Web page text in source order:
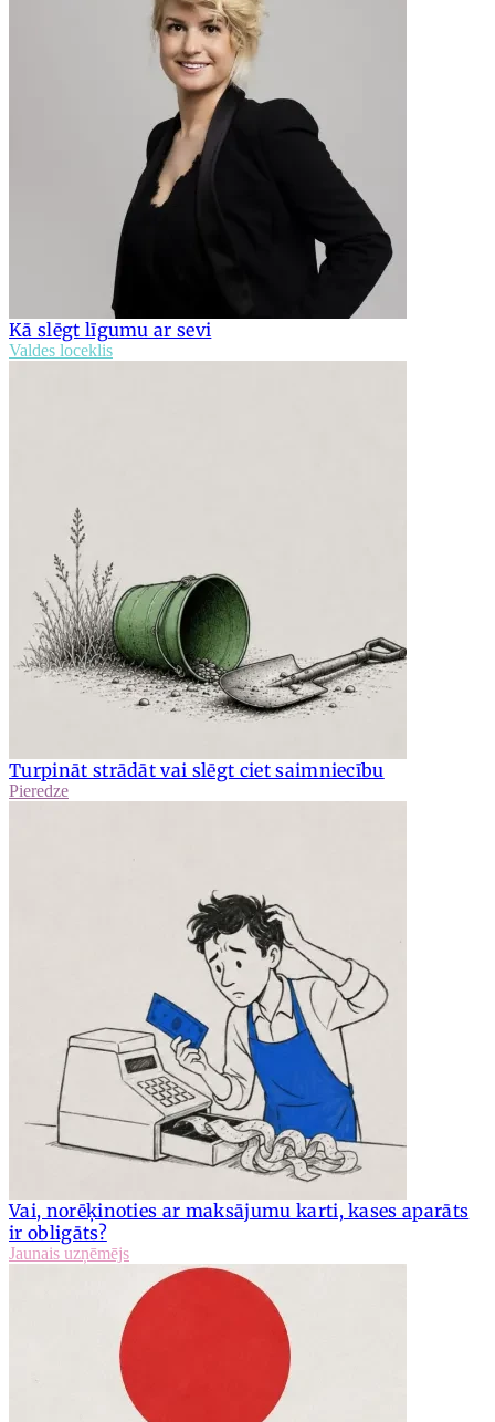
Kā slēgt līgumu ar sevi
Valdes loceklis
Turpināt strādāt vai slēgt ciet saimniecību
Pieredze
Vai, norēķinoties ar maksājumu karti, kases aparāts
ir obligāts?
Jaunais uzņēmējs